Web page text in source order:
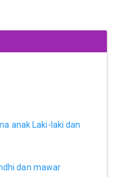
anak Laki-laki dan
dan mawar